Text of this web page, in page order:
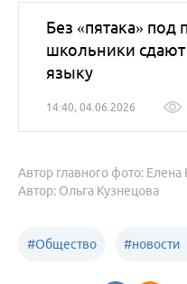
Без «пятака» под
школьники сдают
языку
14:40, 04.06.2026
Автор: Ольга Кузнецова
Автор главного фото:
#Общество #новости